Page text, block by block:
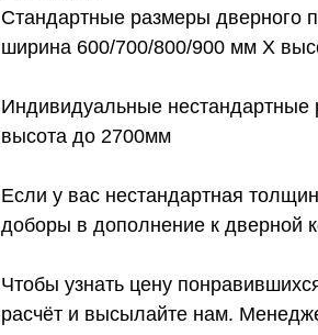
Стандартные размеры дверного
ширина 600/700/800/900 мм Х
Индивидуальные
высота до 2700мм
Если у вас нестандартная
доборы в дополнение к дверной
Чтобы узнать цену
расчёт и высылайте нам.